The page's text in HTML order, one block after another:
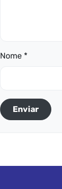
Nome *
Enviar